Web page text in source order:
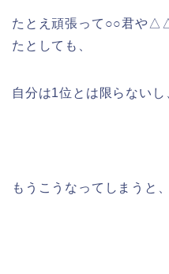
たとえ頑張って○○君や
たとしても、
自分は1位とは限らない
もうこうなってしまうと